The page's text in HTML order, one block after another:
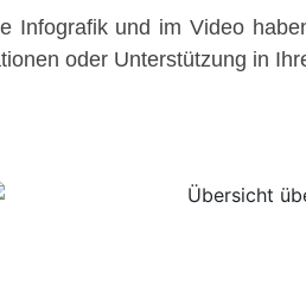
Infografik und im Video
oder Unterstützung in